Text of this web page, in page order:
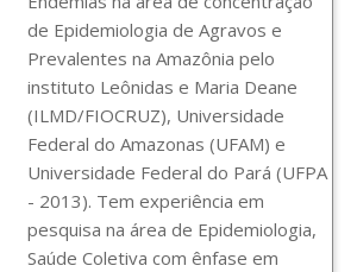
de Epidemiologia de Agravos e
Prevalentes na Amazônia pelo
instituto Leônidas e Maria Deane
(ILMD/FIOCRUZ), Universidade
Federal do Amazonas (UFAM) e
Universidade Federal do Pará (UFPA
- 2013). Tem experiência em
pesquisa na área de Epidemiologia,
Saúde Coletiva com ênfase em